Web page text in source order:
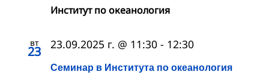
Институт по океанология
вт
23
Семинар в Института по океанология
23.09.2025 г. @ 11:30 - 12:30